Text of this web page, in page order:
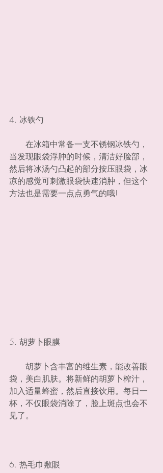
4. 冰铁勺
在冰箱中常备一支不锈钢冰铁勺，
当发现眼袋浮肿的时候，清洁好脸部，
然后将冰汤勺凸起的部分按压眼袋，冰
凉的感觉可刺激眼袋快速消肿，但这个
方法也是需要一点点勇气的哦!
5. 胡萝卜眼膜
胡萝卜含丰富的维生素，能改善眼
袋，美白肌肤。将新鲜的胡萝卜榨汁，
加入适量蜂蜜，然后直接饮用。每日一
杯，不仅眼袋消除了，脸上斑点也会不
见了。
6. 热毛巾敷眼